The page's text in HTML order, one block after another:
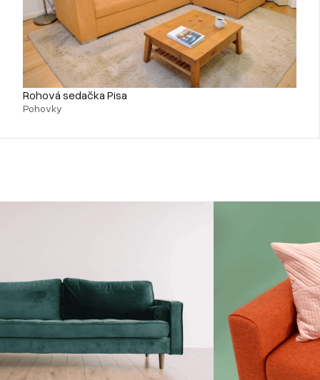
Rohová sedačka Pisa
Pohovky